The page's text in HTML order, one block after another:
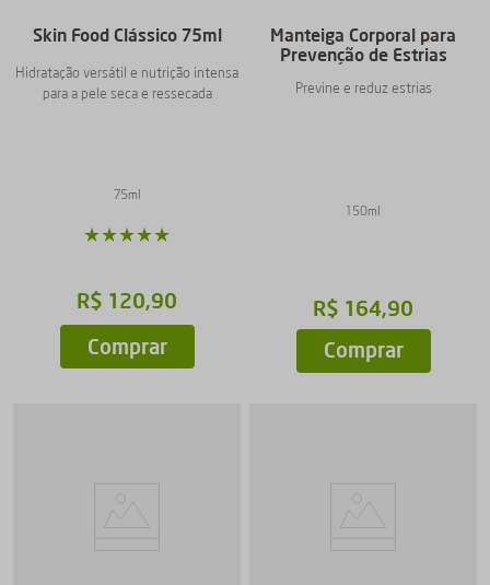
Skin Food Clássico 75ml
Hidratação versátil e nutrição intensa
para a pele seca e ressecada
75ml
★★★★★
R$ 120,90
Comprar
Manteiga Corporal para
Prevenção de Estrias
Previne e reduz estrias
150ml
R$ 164,90
Comprar